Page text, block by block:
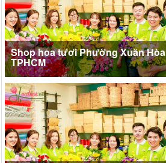
Shop hoa tươi Phường Xuân Hòa
TPHCM